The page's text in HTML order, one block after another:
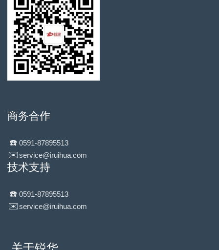
商务合作
☎️ 0591-87895513
✉️service@iruihua.com
技术支持
☎️ 0591-87895513
✉️service@iruihua.com